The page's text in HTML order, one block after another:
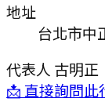
地址
台北市中
代表人 古明正
📩 直接詢問此